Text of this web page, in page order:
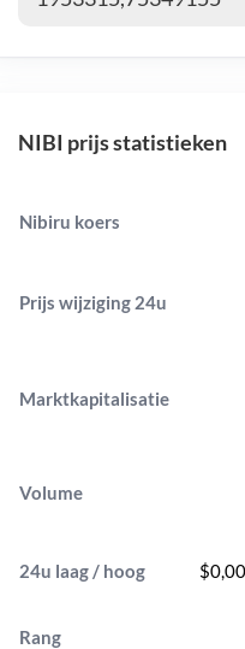
NIBI prijs statistieken
Nibiru koers
Prijs wijziging 24u
Marktkapitalisatie
Volume
24u laag / hoog
Rang